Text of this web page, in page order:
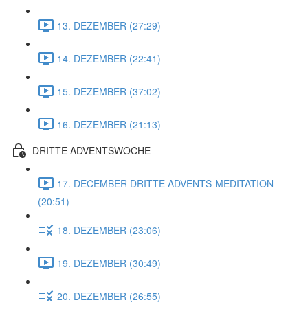
13. DEZEMBER (27:29)
14. DEZEMBER (22:41)
15. DEZEMBER (37:02)
16. DEZEMBER (21:13)
DRITTE ADVENTSWOCHE
17. DECEMBER DRITTE ADVENTS-MEDITATION
(20:51)
18. DEZEMBER (23:06)
19. DEZEMBER (30:49)
20. DEZEMBER (26:55)